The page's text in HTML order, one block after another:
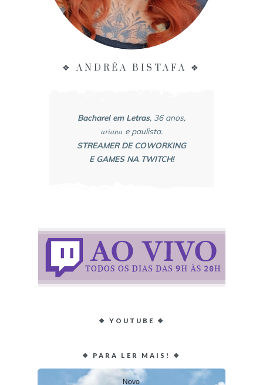
❖ ANDRÉA BISTAFA ❖
Bacharel em Letras, 36 anos,
arianae paulista.
STREAMER DE COWORKING
E GAMES NA TWITCH!
❖ YOUTUBE ❖
❖ PARA LER MAIS! ❖